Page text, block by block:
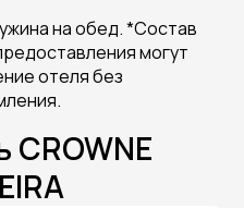
на обед. *Состав
могут
отеля без
CROWNE